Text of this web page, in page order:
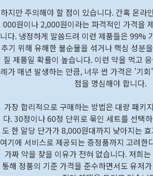
하지만 주의해야 할 점이 있습니다. 간혹 온라
000원이나 2,000원이라는 파격적인 가격을
니다. 냉정하게 말씀드려 이런 제품들은 99%
추기 위해 유해한 불순물을 섞거나 핵심 성분
질 제품일 확률이 높습니다. 이런 약을 먹고
례가 매년 발생하는 만큼, 너무 싼 가격은 '기
점을 명심해야 합니다.
가장 합리적으로 구매하는 방법은 대량 패키
다. 30정이나 60정 단위로 묶인 세트를 선택
도 한 알당 단가가 8,000원대까지 낮아지는
여기에 서비스로 제공되는 증정품까지 고려한
가짜 약을 찾을 이유가 전혀 없습니다. 저희
통해 정품의 기준 가격을 준수하면서도 유저